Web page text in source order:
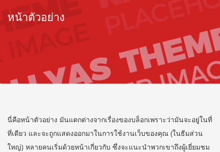
หน้าตัวอย่าง
นี่คือหน้าตัวอย่าง มันแตกต่างจากเรื่องของบล็อกเพราะว่ามันจะอยู่ในที่
ที่เดียว และจะถูกแสดงออกมาในการใช้งานเว็บของคุณ (ในธีมส่วน
ใหญ่) หลายคนเริ่มด้วยหน้าเกี่ยวกับ ซึ่งจะแนะนำพวกเขาถึงผู้เยี่ยมชม